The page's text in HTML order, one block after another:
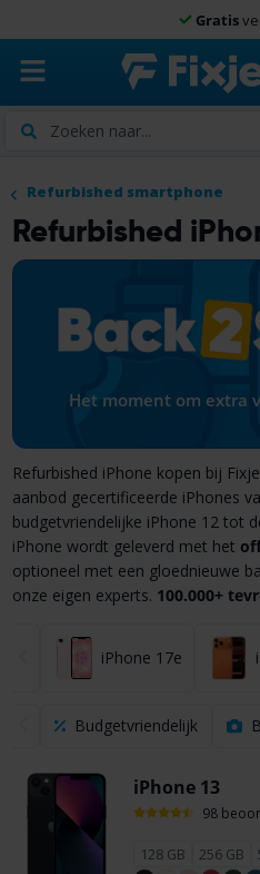
Zoeken
Refurbished smartphone
Refurbished
Het moment om extra
Refurbished iPhone kopen bij
aanbod gecertificeerde iPhones
budgetvriendelijke iPhone 12 tot
iPhone wordt geleverd met het
optioneel met een gloednieuwe
onze eigen experts. 100.000+
iPhone 17e
Budgetvriendelijk
iPhone 13
98
128 GB 256 GB